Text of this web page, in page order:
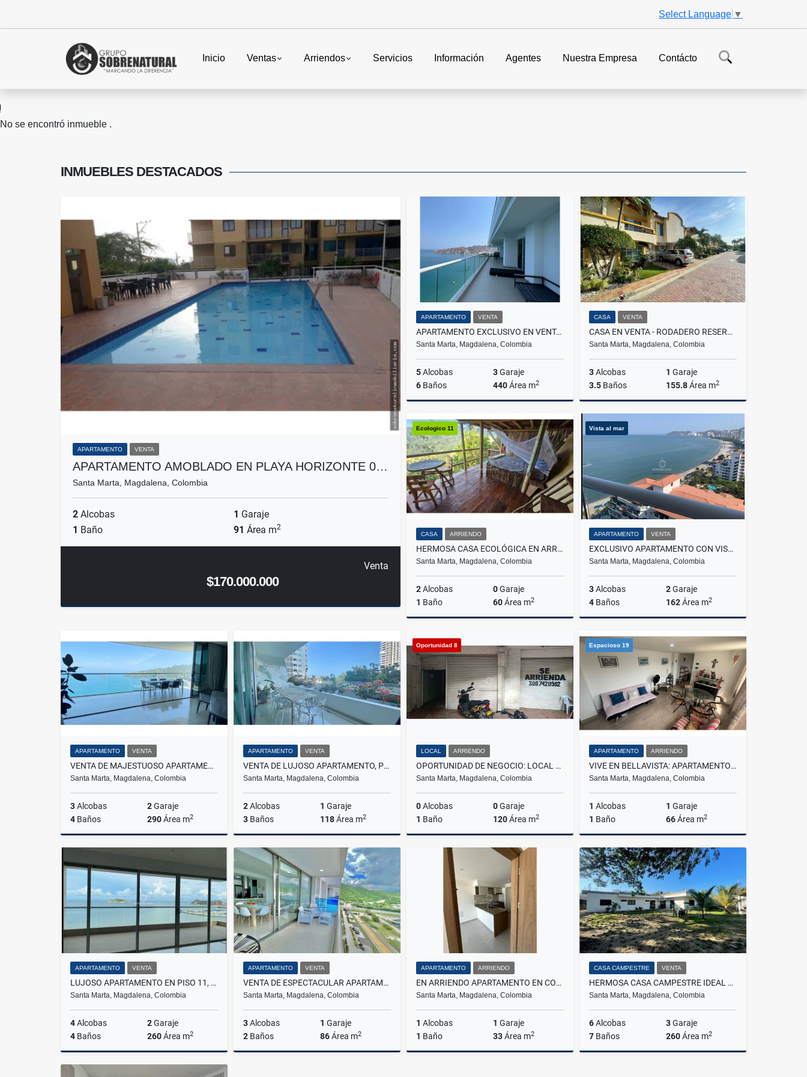
Select Language ▼
Inicio Ventas Arriendos Servicios Información Agentes Nuestra Empresa Contácto
No se encontró inmueble .
INMUEBLES DESTACADOS
APARTAMENTO VENTA
APARTAMENTO AMOBLADO EN PLAYA HORIZONTE 0…
Santa Marta, Magdalena, Colombia
2 Alcobas 1 Garaje
1 Baño 91 Área m2
Venta
$170.000.000
APARTAMENTO VENTA
APARTAMENTO EXCLUSIVO EN VENTA EN RODADERO SUR, SANTA MARTA
Santa Marta, Magdalena, Colombia
5Alcobas 3Garaje
6 Baños 440Área m2
Venta
$3.000.000.000
CASA VENTA
CASA EN VENTA - RODADERO RESERVADO, SANTA MARTA | CON PANELES SOLARES
Santa Marta, Magdalena, Colombia
3Alcobas 1 Garaje
3.5 Baños 155.8Área m2
$650.000.000
Ecologico 11
CASA ARRIENDO
HERMOSA CASA ECOLÓGICA EN ARRIENDO – MINCA - G.019
Santa Marta, Magdalena, Colombia
2Alcobas 0Garaje
1 Baño 60Área m2
$1.600.000
Vista al mar
APARTAMENTO VENTA
EXCLUSIVO APARTAMENTO CON VISTA FRONTAL AL MAR, BELLO HORIZONTE
Santa Marta, Magdalena, Colombia
3Alcobas 2Garaje
4 Baños 162Área m2
Venta
$2.250.000.000
APARTAMENTO VENTA
VENTA DE MAJESTUOSO APARTAMENTO EN RODADERO.
Santa Marta, Magdalena, Colombia
3Alcobas 2Garaje
4 Baños 290Área m2
APARTAMENTO VENTA
VENTA DE LUJOSO APARTAMENTO, PLAYA SALGUERO.
Santa Marta, Magdalena, Colombia
2Alcobas 1 Garaje
3 Baños 118Área m2
Venta
$890.000.000
Oportunidad 8
LOCAL ARRIENDO
OPORTUNIDAD DE NEGOCIO: LOCAL EN EL CENTRO DEL MERCADO
Santa Marta, Magdalena, Colombia
0Alcobas 0Garaje
1 Baño 120Área m2
Arriendo
$9.000.000
Espacioso 19
APARTAMENTO ARRIENDO
VIVE EN BELLAVISTA: APARTAMENTO AMOBLADO EN ARRIENDO - G.018
Santa Marta, Magdalena, Colombia
1 Alcobas 1 Garaje
1 Baño 66Área m2
Arriendo
$2.000.000
APARTAMENTO VENTA
LUJOSO APARTAMENTO EN PISO 11, 260M2, PLAYA LOS COCOS
Santa Marta, Magdalena, Colombia
4Alcobas 2Garaje
4 Baños 260Área m2
APARTAMENTO VENTA
VENTA DE ESPECTACULAR APARTAMENTO. POZOS COLORADOS.
Santa Marta, Magdalena, Colombia
3Alcobas 1 Garaje
2 Baños 86Área m2
APARTAMENTO ARRIENDO
EN ARRIENDO APARTAMENTO EN CONJUNTO CORALINA CARIBE
Santa Marta, Magdalena, Colombia
1 Alcobas 1 Garaje
1 Baño 33Área m2
CASA CAMPESTRE VENTA
HERMOSA CASA CAMPESTRE IDEAL PARA RENTA TURÍSTICA -SANTA MARTA
Santa Marta, Magdalena, Colombia
6Alcobas 3Garaje
7 Baños 260Área m2